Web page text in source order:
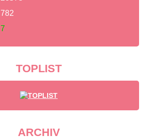
7
782
TOPLIST
ARCHIV